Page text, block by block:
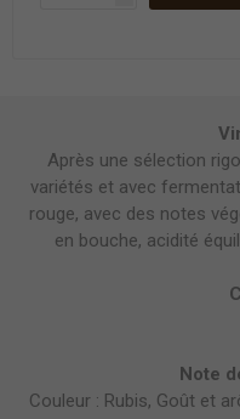
Après une sélection
variétés et avec
rouge, avec des notes
en bouche, acidité
Note
Couleur : Rubis, Goût et